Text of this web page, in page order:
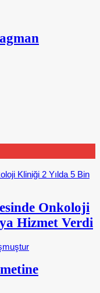
Onkoloji
Hizmet Verdi